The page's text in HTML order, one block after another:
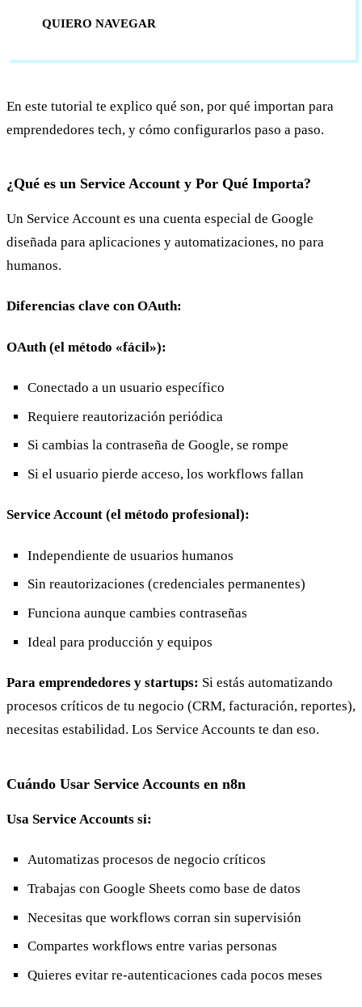
QUIERO NAVEGAR
En este tutorial te explico qué son, por qué importan para
emprendedores tech, y cómo configurarlos paso a paso.
¿Qué es un Service Account y Por Qué Importa?
Un Service Account es una cuenta especial de Google
diseñada para aplicaciones y automatizaciones, no para
humanos.
Diferencias clave con OAuth:
OAuth (el método «fácil»):
Conectado a un usuario específico
Requiere reautorización periódica
Si cambias la contraseña de Google, se rompe
Si el usuario pierde acceso, los workflows fallan
Service Account (el método profesional):
Independiente de usuarios humanos
Sin reautorizaciones (credenciales permanentes)
Funciona aunque cambies contraseñas
Ideal para producción y equipos
Para emprendedores y startups: Si estás automatizando
procesos críticos de tu negocio (CRM, facturación, reportes),
necesitas estabilidad. Los Service Accounts te dan eso.
Cuándo Usar Service Accounts en n8n
Usa Service Accounts si:
Automatizas procesos de negocio críticos
Trabajas con Google Sheets como base de datos
Necesitas que workflows corran sin supervisión
Compartes workflows entre varias personas
Quieres evitar re-autenticaciones cada pocos meses